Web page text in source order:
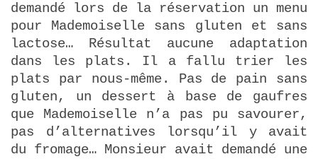
demandé lors de la réservation un menu
pour Mademoiselle sans gluten et sans
lactose… Résultat aucune adaptation
dans les plats. Il a fallu trier les
plats par nous-même. Pas de pain sans
gluten, un dessert à base de gaufres
que Mademoiselle n’a pas pu savourer,
pas d’alternatives lorsqu’il y avait
du fromage… Monsieur avait demandé une